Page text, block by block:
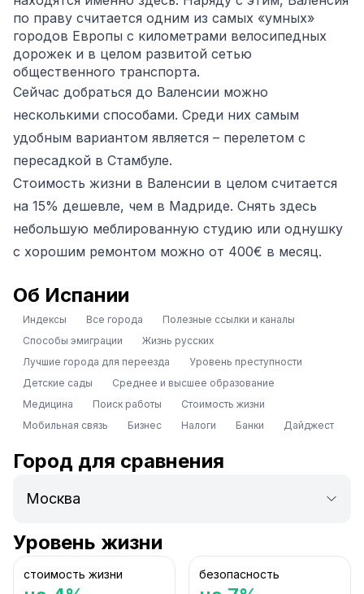
по праву считается одним из самых «умных»
городов Европы с километрами велосипедных
дорожек и в целом развитой сетью
общественного транспорта.
Сейчас добраться до Валенсии можно
несколькими способами. Среди них самым
удобным вариантом является – перелетом с
пересадкой в Стамбуле.
Стоимость жизни в Валенсии в целом считается
на 15% дешевле, чем в Мадриде. Снять здесь
небольшую меблированную студию или однушку
с хорошим ремонтом можно от 400€ в месяц.
Об Испании
Индексы Все города
Полезные ссылки и каналы
Способы эмиграции
Жизнь русских
Лучшие города для переезда
Уровень преступности
Детские сады
Среднее и высшее образование
Медицина
Поиск работы
Стоимость жизни
Мобильная связь
Бизнес Налоги Банки Дайджест
Город для сравнения
Уровень жизни
стоимость жизни безопасность